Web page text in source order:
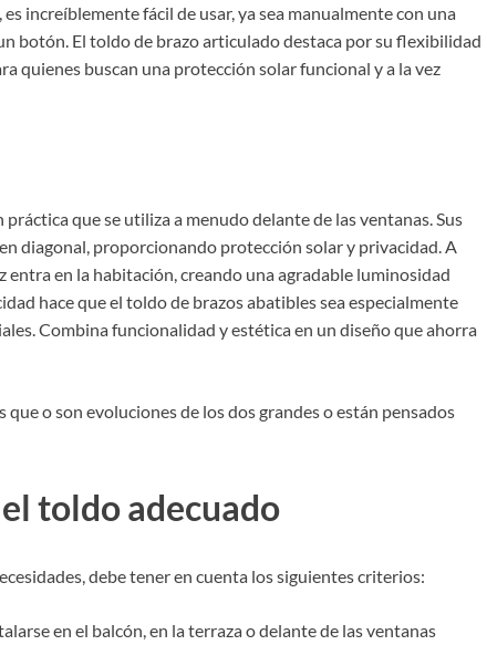
increíblemente fácil de usar, ya sea manualmente con una
botón. El toldo de brazo articulado destaca por su flexibilidad
quienes buscan una protección solar funcional y a la vez
que se utiliza a menudo delante de las ventanas. Sus
diagonal, proporcionando protección solar y privacidad. A
entra en la habitación, creando una agradable luminosidad
hace que el toldo de brazos abatibles sea especialmente
Combina funcionalidad y estética en un diseño que ahorra
o son evoluciones de los dos grandes o están pensados
toldo adecuado
debe tener en cuenta los siguientes criterios:
en el balcón, en la terraza o delante de las ventanas